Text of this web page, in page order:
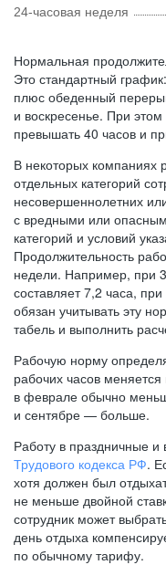
24-часовая неделя
Нормальная
Это стандартный
плюс обеденный
и воскресенье. При
превышать 40 часов и
В некоторых компаниях
отдельных категорий
несовершеннолетних
с вредными или
категорий и условий
Продолжительность
недели. Например, при
составляет 7,2 часа, при
обязан учитывать эту
табель и выполнить
Рабочую норму
рабочих часов
в феврале обычно
и сентябре — больше.
Работу в праздничные
Трудового кодекса РФ.
хотя должен был
не меньше двойной
сотрудник может
день отдыха
по обычному тарифу.